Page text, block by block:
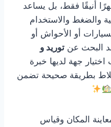
أنيقًا فقط، بل يساعد
والضغط والاستخدام
أو الأحواش أو
البحث عن توريد و
جهة لديها خبرة
بطريقة صحيحة تضمن
المكان وقياس